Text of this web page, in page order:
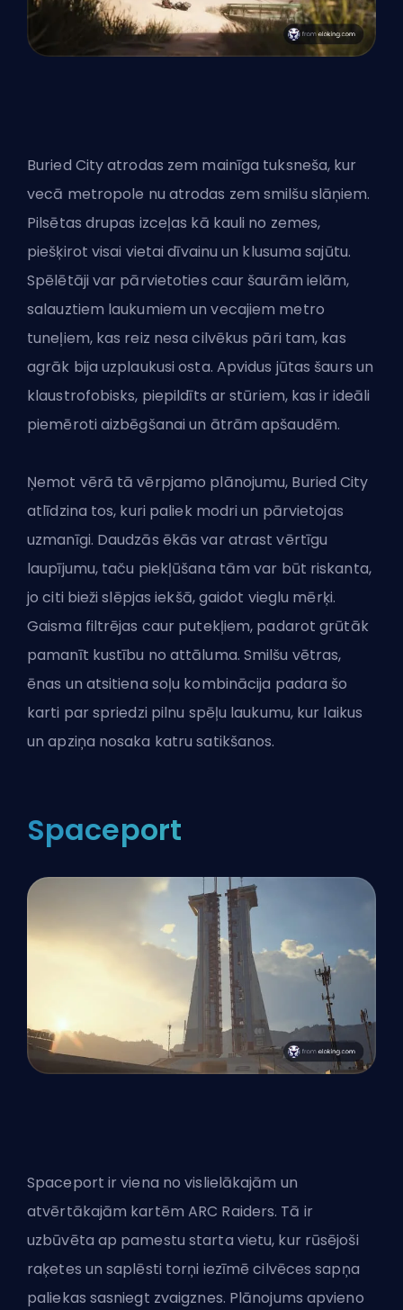
Buried City atrodas zem mainīga tuksneša, kur
vecā metropole nu atrodas zem smilšu slāņiem.
Pilsētas drupas izceļas kā kauli no zemes,
piešķirot visai vietai dīvainu un klusuma sajūtu.
Spēlētāji var pārvietoties caur šaurām ielām,
salauztiem laukumiem un vecajiem metro
tuneļiem, kas reiz nesa cilvēkus pāri tam, kas
agrāk bija uzplaukusi osta. Apvidus jūtas šaurs un
klaustrofobisks, piepildīts ar stūriem, kas ir ideāli
piemēroti aizbēgšanai un ātrām apšaudēm.
Ņemot vērā tā vērpjamo plānojumu, Buried City
atlīdzina tos, kuri paliek modri un pārvietojas
uzmanīgi. Daudzās ēkās var atrast vērtīgu
laupījumu, taču piekļūšana tām var būt riskanta,
jo citi bieži slēpjas iekšā, gaidot vieglu mērķi.
Gaisma filtrējas caur putekļiem, padarot grūtāk
pamanīt kustību no attāluma. Smilšu vētras,
ēnas un atsitiena soļu kombinācija padara šo
karti par spriedzi pilnu spēļu laukumu, kur laikus
un apziņa nosaka katru satikšanos.
Spaceport
Spaceport ir viena no vislielākajām un
atvērtākajām kartēm ARC Raiders. Tā ir
uzbūvēta ap pamestu starta vietu, kur rūsējoši
raķetes un saplēsti torņi iezīmē cilvēces sapņa
paliekas sasniegt zvaigznes. Plānojums apvieno